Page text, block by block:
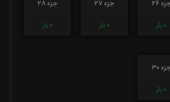
26
0 بار
جزء 27
0 بار
جزء 28
0 بار
30
0 بار